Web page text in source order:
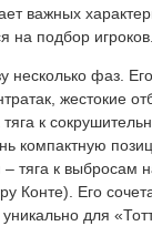
важных
на подбор игроков.
несколько фаз.
жестокие
к
компактную
тяга к выбросам
Конте). Его
для